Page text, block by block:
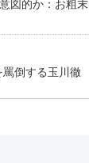
図的か：お粗末
倒する玉川徹